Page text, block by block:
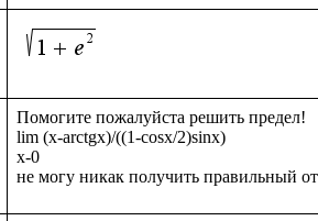
Помогите пожалуйста решить предел!
lim (x-arctgx)/((1-cosx/2)sinx)
x-0